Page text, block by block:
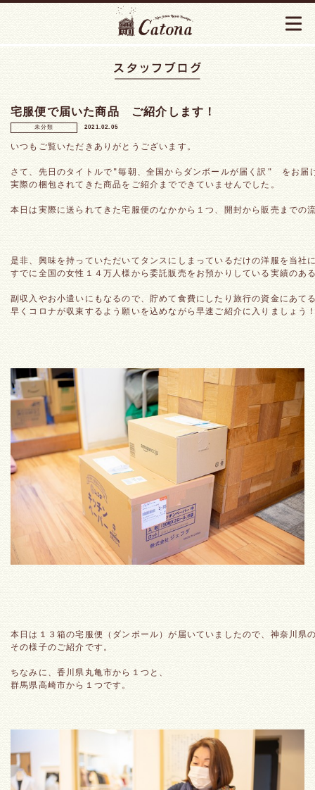
宅服便で届いた商品 ご紹介します！
未分類 2021.02.05
いつもご覧いただきありがとうございます。
さて、先日のタイトルで"毎朝、全国からダンボールが届く訳"　をお届
実際の梱包されてきた商品をご紹介までできていませんでした。
本日は実際に送られてきた宅服便のなかから１つ、開封から販売までの
是非、興味を持っていただいてタンスにしまっているだけの洋服を当社
すでに全国の女性１４万人様から委託販売をお預かりしている実績のあ
副収入やお小遣いにもなるので、貯めて食費にしたり旅行の資金にあて
早くコロナが収束するよう願いを込めながら早速ご紹介に入りましょう
本日は１３箱の宅服便（ダンボール）が届いていましたので、神奈川県
その様子のご紹介です。
ちなみに、香川県丸亀市から１つと、
群馬県高崎市から１つです。